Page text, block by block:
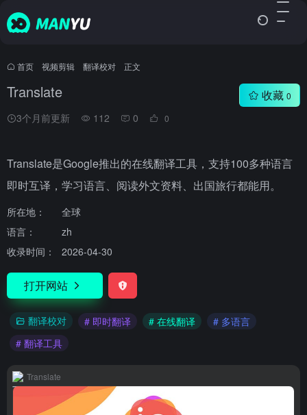
首页 视频剪辑 翻译校对 正文
Translate
3个月前更新 112 0 0
收藏 0
Translate是Google推出的在线翻译工具，支持100多种语言
即时互译，学习语言、阅读外文资料、出国旅行都能用。
所在地：
全球
语言：
zh
收录时间：
2026-04-30
打开网站
翻译校对 # 即时翻译 # 在线翻译
# 多语言
# 翻译工具
Translate